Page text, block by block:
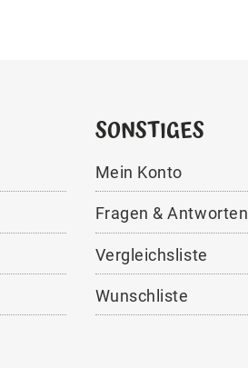
SONSTIGES
Mein Konto
Fragen & Antworten
Vergleichsliste
Wunschliste